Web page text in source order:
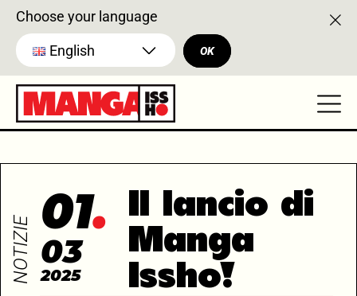
Choose your language
English OK
NOTIZIE
01
03
2025
Il lancio di
Manga
Issho!